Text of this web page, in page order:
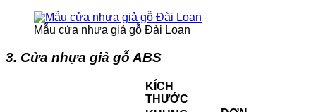
Mẫu cửa nhựa giả gỗ Đài Loan
3. Cửa nhựa giả gỗ ABS
KÍCH
THƯỚC